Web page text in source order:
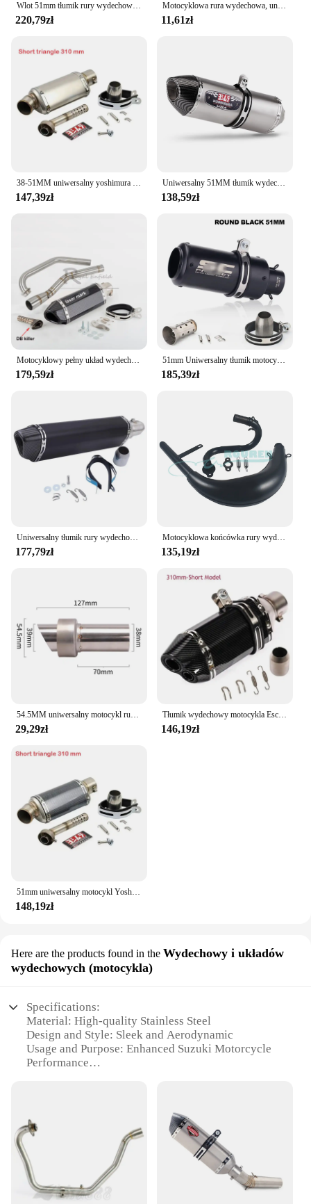
Wlot 51mm tłumik rury wydechowej motocykla Yoshimura ucieczka Moto uniwersalny dla GSR 600 750 GSXR 1000 1300 PCX TMAX KTM ER6N itp
220,79zł
Motocyklowa rura wydechowa, uniwersalny gwizdek wydechowy turbiny, zmodyfikowany z symulatorem dźwięku wydechowego, echosonda rury samochodowej
11,61zł
38-51MM uniwersalny yoshimura motocyklowy tłumik wydechowy ucieczka do BMW Yamaha Kawasaki
147,39zł
Uniwersalny 51MM tłumik wydechowy motocykla yoshimura R77 dla MT09 MT07 R3 ZX4R ZX6R Z400 CBR500 150CC
138,59zł
Motocyklowy pełny układ wydechowy Zmodyfikowana rura łącząca środkowa Slip On do YAMAHA YZF-R15 R5 MT-15 MT 15 V3 2008-2019
179,59zł
51mm Uniwersalny tłumik motocyklowy SC z tłumikiem ze stali z DB Killer do Z800 Z900 R3 R25 CBR600 S1000RR MT07 MT09
185,39zł
Uniwersalny tłumik rury wydechowej motocykla 470mm tłumik ucieczka Moto DB zabójca dla YAMAHA SUZUKI KAWASAKI HONDA
177,79zł
Motocyklowa końcówka rury wydechowej Banana Silnik gazowy Zakrzywiony do motocykla 50 80cc 2-suwowy Tłumik Pit Dirt Bike Zmodyfikowane części do skuterów
135,19zł
54.5MM uniwersalny motocykl rura wydechowa tłumik ucieczka Moto tłumik hałasu ze stali nierdzewnej DB zabójca dźwięk dla YAMAHA dla BMW
29,29zł
Tłumik wydechowy motocykla Escape Moto Tube 51 mm
146,19zł
51mm uniwersalny motocykl Yoshimura tłumik wydechowy ucieczka 310 370 440mm rura 100cc-1000cc ATV GP skuter dla fz6 pcx125
148,19zł
Here are the products found in the Wydechowy i układów
wydechowych (motocykla)
Specifications:
Material: High-quality Stainless Steel
Design and Style: Sleek and Aerodynamic
Usage and Purpose: Enhanced Suzuki Motorcycle
Performance
Suzuki Motorcycles
Performance and Property: Improved Airflow and
Features:
**Optimized Performance for Suzuki